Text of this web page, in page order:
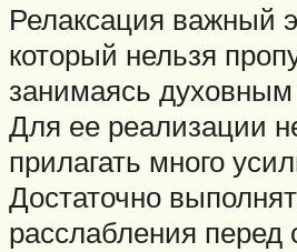
Релаксация важный
который нельзя
занимаясь
Для ее реализации
прилагать много
Достаточно
расслабления перед